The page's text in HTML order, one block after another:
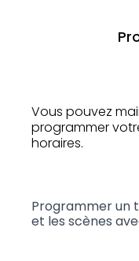
Vous pouvez
programmer
horaires.
Programmer un
et les scènes